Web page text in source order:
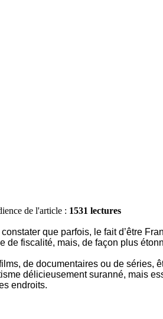
de l'article : 1531 lectures
que parfois, le fait d’être
de fiscalité, mais, de façon plus
de documentaires ou de
délicieusement suranné, mais
endroits.